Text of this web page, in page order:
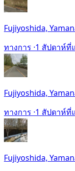
Fujiyoshida,
ทางการ ·1 สัปดาห์ที่
Fujiyoshida,
ทางการ ·1 สัปดาห์ที่
Fujiyoshida,